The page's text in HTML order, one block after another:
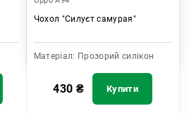
Чохол "Силуєт самурая"
Матеріал: Прозорий силікон
430 ₴ Купити